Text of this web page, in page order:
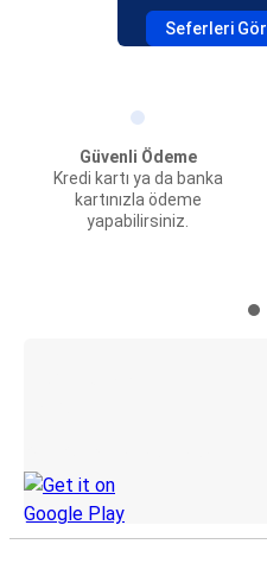
Seferleri Gör
Güvenli Ödeme
Kredi kartı ya da banka
kartınızla ödeme
yapabilirsiniz.